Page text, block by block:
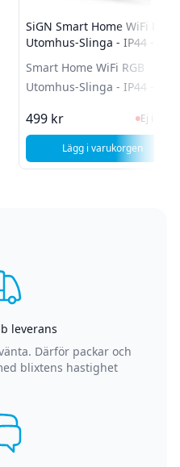
4"
SiGN Smart Home WiFi RGB
Utomhus-Slinga - IP44 - 5m
Smart Home WiFi RGB
Utomhus-Slinga - IP44 - 5m
499 kr Ej i
Ej i lager
Lägg i varukorgen
, SiGN Smart
leverans
Därför packar och
blixtens hastighet